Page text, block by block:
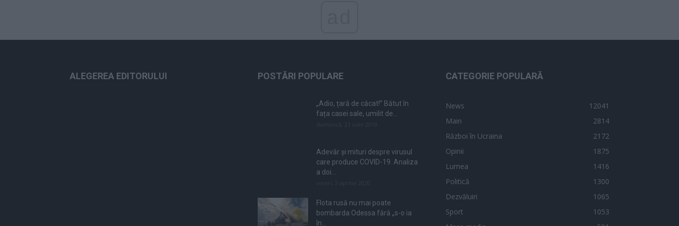
ALEGEREA EDITORULUI POSTĂRI POPULARE
„Adio, țară de căcat!” Bătut în
fața casei sale, umilit de...
Adevăr și mituri despre virusul
care produce COVID-19. Analiza
a doi...
Flota rusă nu mai poate
bombarda Odessa fără „s-o ia
în...
CATEGORIE POPULARĂ
News
12041
Main
2814
Război în Ucraina
2172
Opinii
1875
Lumea
1416
Politică
1300
Dezvăluiri
1065
Sport
1053